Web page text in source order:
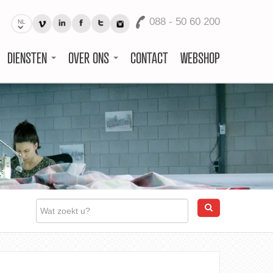
NL 088 - 50 60 200
DIENSTEN OVER ONS CONTACT WEBSHOP